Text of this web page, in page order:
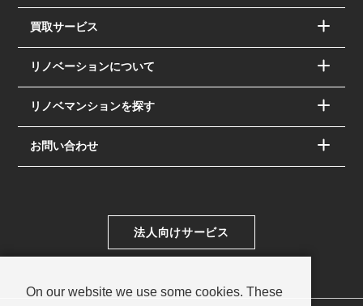
買取サービス
リノベーションについて
リノベマンションを探す
お問い合わせ
法人向けサービス
On our website we use some cookies. These